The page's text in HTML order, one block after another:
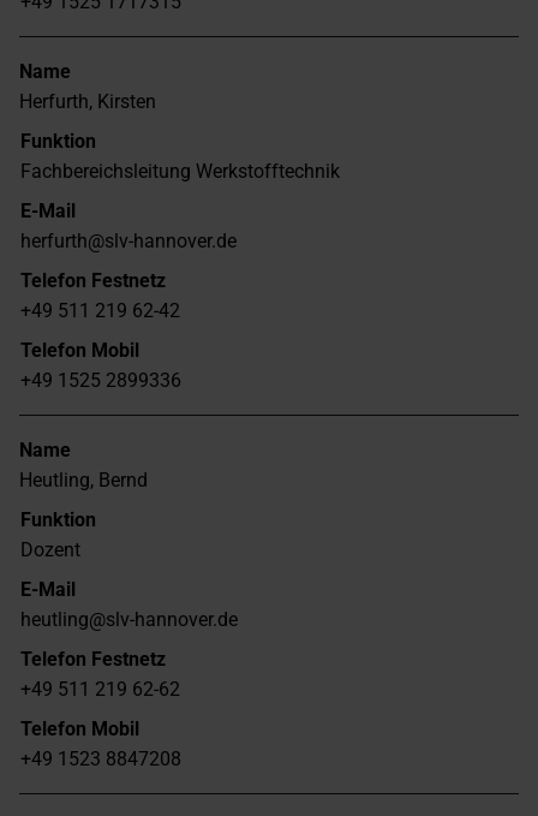
Name
Herfurth, Kirsten
Funktion
Fachbereichsleitung Werkstofftechnik
E-Mail
herfurth@slv-hannover.de
Telefon Festnetz
+49 511 219 62-42
Telefon Mobil
+49 1525 2899336
Name
Heutling, Bernd
Funktion
Dozent
E-Mail
heutling@slv-hannover.de
Telefon Festnetz
+49 511 219 62-62
Telefon Mobil
+49 1523 8847208